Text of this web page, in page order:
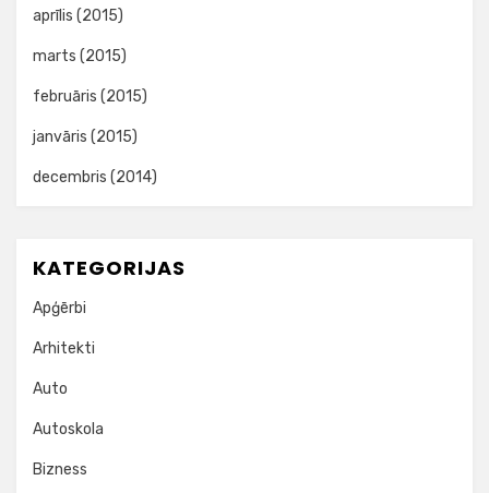
aprīlis (2015)
marts (2015)
februāris (2015)
janvāris (2015)
decembris (2014)
KATEGORIJAS
Apģērbi
Arhitekti
Auto
Autoskola
Bizness